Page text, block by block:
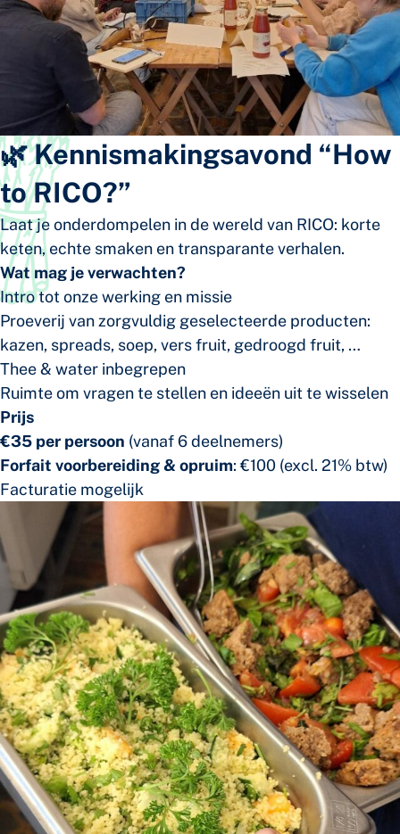
🌿 Kennismakingsavond “How
to RICO?”
Laat je onderdompelen in de wereld van RICO: korte
keten, echte smaken en transparante verhalen.
Wat mag je verwachten?
Intro tot onze werking en missie
Proeverij van zorgvuldig geselecteerde producten:
kazen, spreads, soep, vers fruit, gedroogd fruit, …
Thee & water inbegrepen
Ruimte om vragen te stellen en ideeën uit te wisselen
Prijs
€35 per persoon (vanaf 6 deelnemers)
Forfait voorbereiding & opruim: €100 (excl. 21% btw)
Facturatie mogelijk